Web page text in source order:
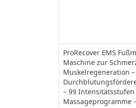
ProRecover EMS
Maschine zur
Muskelregeneration –
– 99 Intensitätsstufen
Massageprogramme